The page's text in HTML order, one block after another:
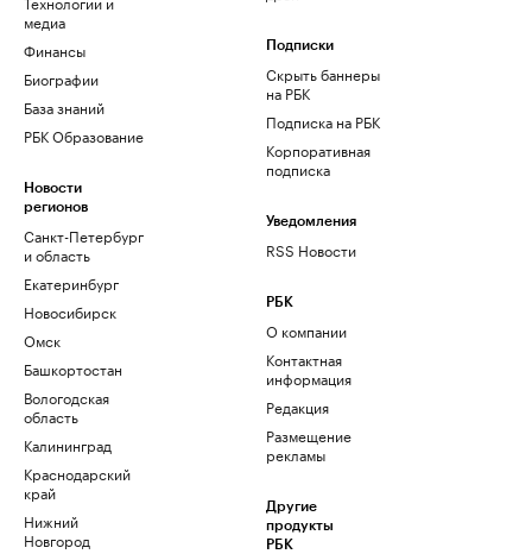
медиа
Финансы
Биографии
База знаний
РБК Образование
Новости
регионов
Санкт-Петербург
и область
Екатеринбург
Новосибирск
Омск
Башкортостан
Вологодская
область
Калининград
Краснодарский
край
Нижний
Новгород
Подписки
Скрыть баннеры
на РБК
Подписка на РБК
Корпоративная
подписка
Уведомления
RSS Новости
РБК
О компании
Контактная
информация
Редакция
Размещение
рекламы
Другие
продукты
РБК